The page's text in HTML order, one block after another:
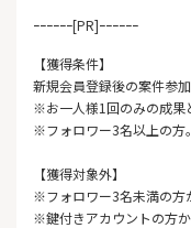
ｰｰｰｰｰｰ[PR]ｰｰｰｰｰｰ
【獲得条件】
新規会員登録後の案件参加
※お一人様1回のみの成果
※フォロワー3名以上の方。
【獲得対象外】
※フォロワー3名未満の方
※鍵付きアカウントの方